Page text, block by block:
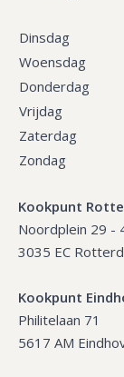
Dinsdag
Woensdag
Donderdag
Vrijdag
Zaterdag
Zondag
Kookpunt
Noordplein 29 -
3035 EC
Kookpunt
Philitelaan 71
5617 AM